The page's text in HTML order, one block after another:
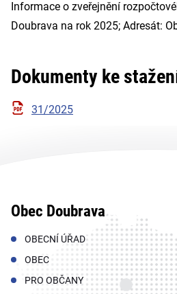
Informace o zveřejnění
Doubrava na rok 2025; Adresát:
Dokumenty ke
31/2025
Obec Doubrava
OBECNÍ ÚŘAD
OBEC
PRO OBČANY